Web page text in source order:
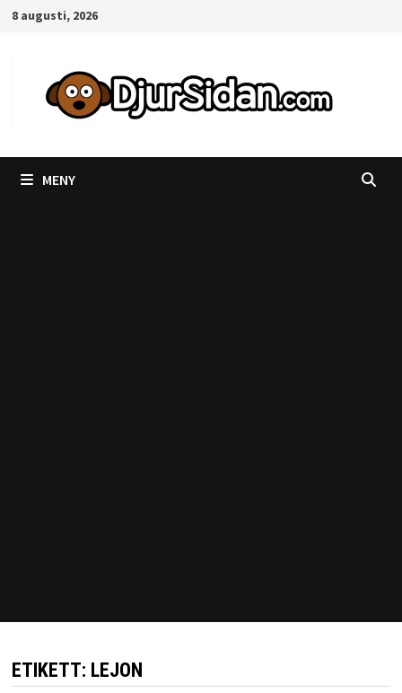
Hoppa
innehåll
8 augusti, 2026
MENY
ETIKETT: LEJON